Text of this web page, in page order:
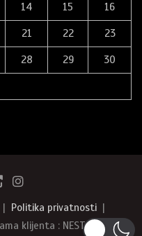
14 15 16
21 22 23
28 29 30
Politika privatnosti
klijenta : NEST387